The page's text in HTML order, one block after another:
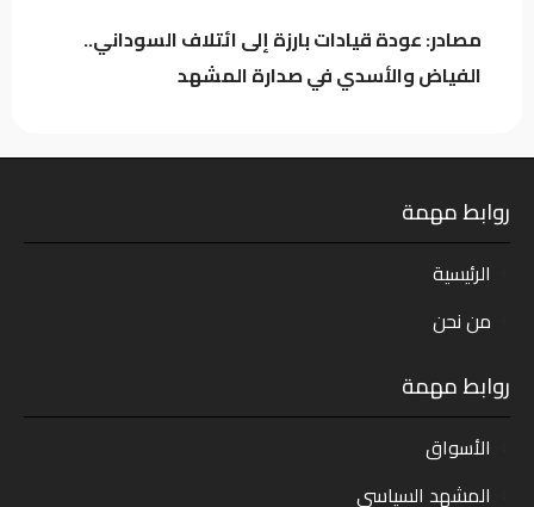
مصادر: عودة قيادات بارزة إلى ائتلاف السوداني..
الفياض والأسدي في صدارة المشهد
روابط مهمة
الرئيسية
من نحن
روابط مهمة
الأسواق
المشهد السياسي